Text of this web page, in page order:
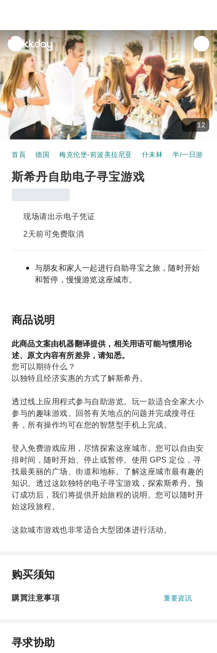
unread
notifications
12
首頁 德国 梅克伦堡-前波美拉尼亚 什未林 半/一日游
斯希丹自助电子寻宝游戏
现场请出示电子凭证
2天前可免费取消
与朋友和家人一起进行自助寻宝之旅，随时开始
和暂停，慢慢游览这座城市。
商品说明
此商品文案由机器翻译提供，相关用语可能与惯用论
述、原文内容有所差异，请知悉。
您可以期待什么？
以独特且经济实惠的方式了解斯希丹。
透过线上应用程式参与自助游览。玩一款适合全家大小
参与的趣味游戏。回答有关地点的问题并完成搜寻任
务，所有操作均可在您的智慧型手机上完成。
登入免费游戏应用，尽情探索这座城市。您可以自由安
排时间，随时开始、停止或暂停。使用 GPS 定位，寻
找最美丽的广场、街道和地标。了解这座城市最有趣的
知识。透过这款独特的电子寻宝游戏，探索斯希丹。预
订成功后，我们将提供开始旅程的说明。您可以随时开
始这段旅程。
这款城市游戏也非常适合大型团体进行活动。
购买须知
購買注意事項 重要資訊
寻求协助